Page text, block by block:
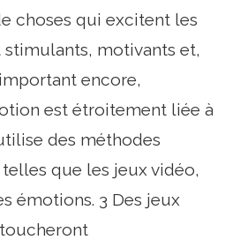
choses qui excitent les
stimulants, motivants et,
encore,
est étroitement liée à
des méthodes
que les jeux vidéo,
émotions. 3 Des jeux